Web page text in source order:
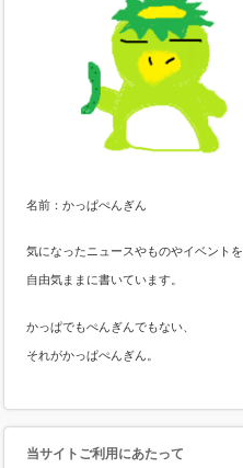
名前：かっぱぺんぎん
気になったニュースやものやイベントを
自由気ままに書いています。
かっぱでもぺんぎんでもない、
それがかっぱぺんぎん。
当サイトご利用にあたって